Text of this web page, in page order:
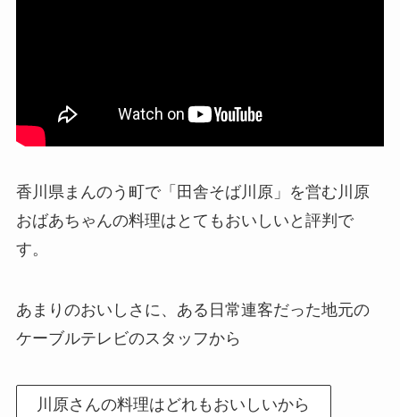
香川県まんのう町で「田舎そば川原」を営む川原
おばあちゃんの料理はとてもおいしいと評判で
す。
あまりのおいしさに、ある日常連客だった地元の
ケーブルテレビのスタッフから
川原さんの料理はどれもおいしいから